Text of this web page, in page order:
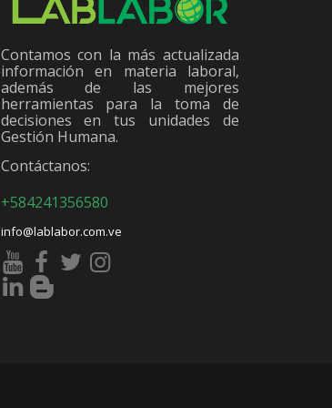
Contamos con la más actualizada
información en materia laboral,
además de las mejores
herramientas para la toma de
decisiones en tus unidades de
Gestión Humana.
Contáctanos:
+584241356580
info@lablabor.com.ve